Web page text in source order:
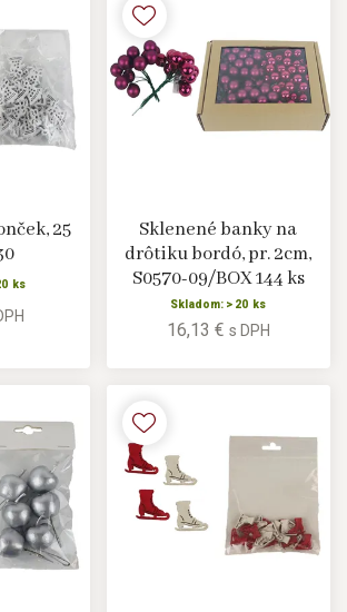
25
ks
Sklenené banky na
drôtiku bordó, pr. 2cm,
S0570-09/BOX 144 ks
Skladom: > 20 ks
16,13 € s DPH